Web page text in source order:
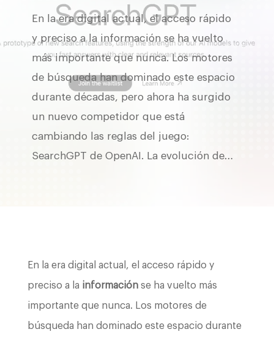
En la era digital actual, el acceso rápido
y preciso a la información se ha vuelto
más importante que nunca. Los motores
de búsqueda han dominado este espacio
durante décadas, pero ahora ha surgido
un nuevo competidor que está
cambiando las reglas del juego:
SearchGPT de OpenAI. La evolución de…
En la era digital actual, el acceso rápido y
preciso a la informaciónse ha vuelto más
importante que nunca. Los motores de
búsqueda han dominado este espacio durante